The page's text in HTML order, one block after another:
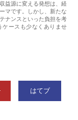
益源に変える発想は、経
マです。しかし、新たな
ナンスといった負担を考
ケースも少なくありませ
はてブ